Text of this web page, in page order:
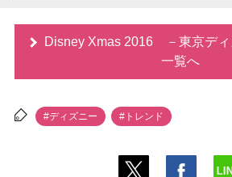
Disney Xmas 2016 －東京ディ
一覧へ
#ディズニー #トレンド